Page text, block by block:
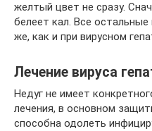
желтый цвет не сразу.
белеет кал. Все остальные
же, как и при вирусном
Лечение вируса
Недуг не имеет
лечения, в основном
способна одолеть